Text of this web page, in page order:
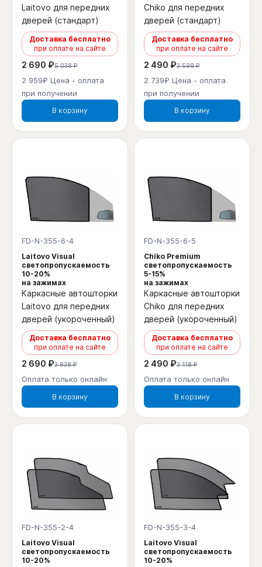
Laitovo для передних
дверей (стандарт)
Доставка бесплатно
при оплате на сайте
2 690 ₽5 038 ₽
2 959₽ Цена - оплата
при получении
В корзину
Chiko для передних
дверей (стандарт)
Доставка бесплатно
при оплате на сайте
2 490 ₽3 598 ₽
2 739₽ Цена - оплата
при получении
В корзину
FD-N-355-6-4
Laitovo Visual
светопропускаемость
10-20%
на зажимах
Каркасные автошторки
Laitovo для передних
дверей (укороченный)
Доставка бесплатно
при оплате на сайте
2 690 ₽3 838 ₽
Оплата только онлайн
В корзину
FD-N-355-6-5
Chiko Premium
светопропускаемость
5-15%
на зажимах
Каркасные автошторки
Chiko для передних
дверей (укороченный)
Доставка бесплатно
при оплате на сайте
2 490 ₽3 118 ₽
Оплата только онлайн
В корзину
FD-N-355-2-4
Laitovo Visual
светопропускаемость
10-20%
FD-N-355-3-4
Laitovo Visual
светопропускаемость
10-20%